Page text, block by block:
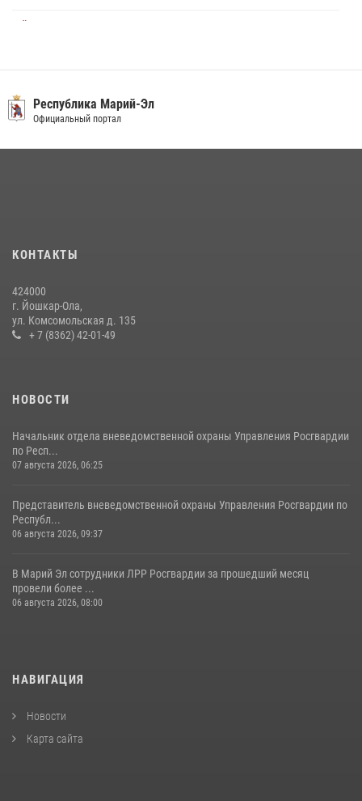
В Марий Эл сотрудники Росгвардии присоединились к масштабной
донорской акции (видео)
Росгвардейцы в Республике Марий Эл приняли участие в
08 июля 2026, 13:48
Управление Росгвардии по Республике Марий Эл приняло участие в
Республика Марий-Эл
Официальный портал
КОНТАКТЫ
424000
г. Йошкар-Ола,
ул. Комсомольская д. 135
+ 7 (8362) 42-01-49
НОВОСТИ
Начальник отдела вневедомственной охраны Управления Росгвардии
по Респ...
07 августа 2026, 06:25
Представитель вневедомственной охраны Управления Росгвардии по
Республ...
06 августа 2026, 09:37
В Марий Эл сотрудники ЛРР Росгвардии за прошедший месяц
провели более ...
06 августа 2026, 08:00
НАВИГАЦИЯ
Новости
Карта сайта